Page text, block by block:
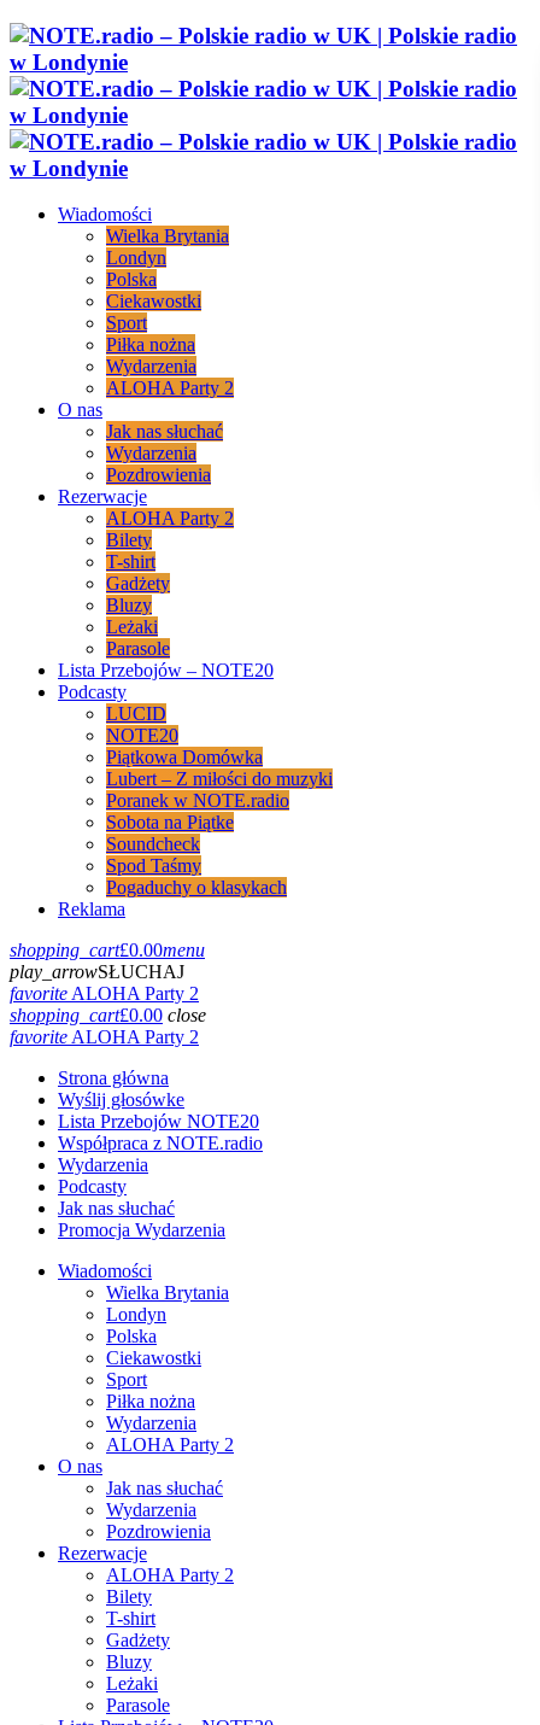
Wiadomości
Wielka Brytania
Londyn
Polska
Ciekawostki
Sport
Piłka nożna
Wydarzenia
ALOHA Party 2
O nas
Jak nas słuchać
Wydarzenia
Pozdrowienia
Rezerwacje
ALOHA Party 2
Bilety
T-shirt
Gadżety
Bluzy
Leżaki
Parasole
Lista Przebojów – NOTE20
Podcasty
LUCID
NOTE20
Piątkowa Domówka
Lubert – Z miłości do muzyki
Poranek w NOTE.radio
Sobota na Piątke
Soundcheck
Spod Taśmy
Pogaduchy o klasykach
Reklama
shopping_cart£0.00menu
play_arrowSŁUCHAJ
favoriteALOHA Party 2
shopping_cart£0.00 close
favoriteALOHA Party 2
Strona główna
Wyślij głosówke
Lista Przebojów NOTE20
Współpraca z NOTE.radio
Wydarzenia
Podcasty
Jak nas słuchać
Promocja Wydarzenia
Wiadomości
Wielka Brytania
Londyn
Polska
Ciekawostki
Sport
Piłka nożna
Wydarzenia
ALOHA Party 2
O nas
Jak nas słuchać
Wydarzenia
Pozdrowienia
Rezerwacje
ALOHA Party 2
Bilety
T-shirt
Gadżety
Bluzy
Leżaki
Parasole